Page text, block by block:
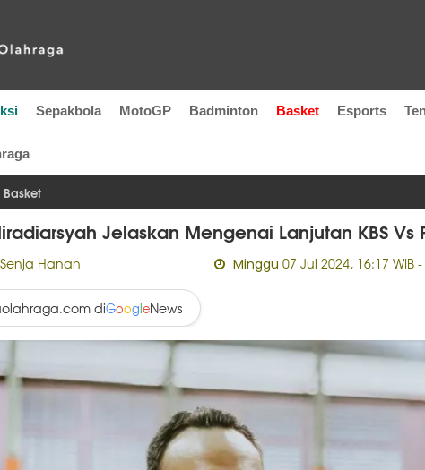
Sepakbola MotoGP Badminton Basket Esports
Basket
Jelaskan Mengenai Lanjutan KBS Vs
Senja Hanan Minggu 07 Jul 2024, 16:17 WIB-
diGoogleNews